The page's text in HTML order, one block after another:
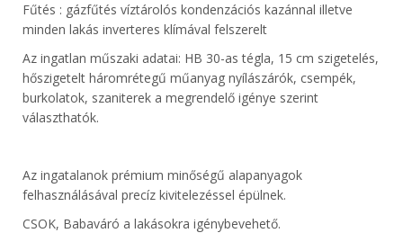
Fűtés : gázfűtés víztárolós kondenzációs kazánnal illetve
minden lakás inverteres klímával felszerelt
Az ingatlan műszaki adatai: HB 30-as tégla, 15 cm szigetelés,
hőszigetelt háromrétegű műanyag nyílászárók, csempék,
burkolatok, szaniterek a megrendelő igénye szerint
választhatók.
Az ingatalanok prémium minőségű alapanyagok
felhasználásával precíz kivitelezéssel épülnek.
CSOK, Babaváró a lakásokra igénybevehető.